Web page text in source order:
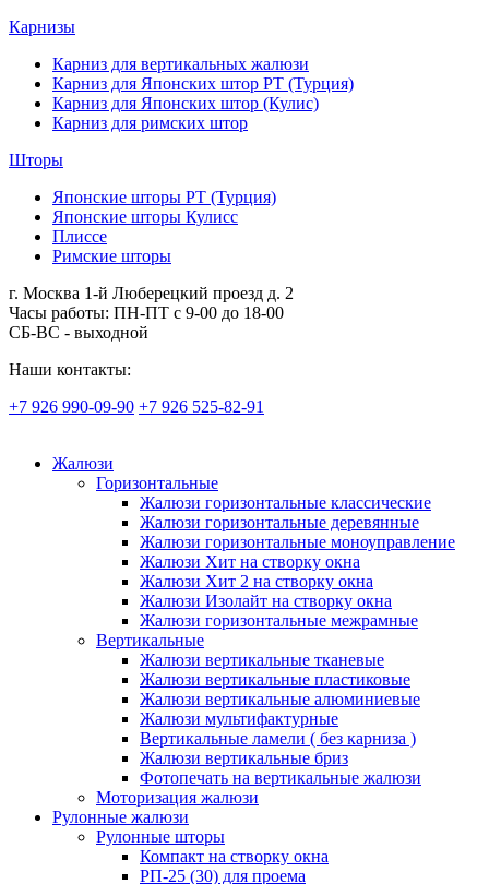
Карнизы
Карниз для вертикальных жалюзи
Карниз для Японских штор РТ (Турция)
Карниз для Японских штор (Кулис)
Карниз для римских штор
Шторы
Японские шторы РТ (Турция)
Японские шторы Кулисс
Плиссе
Римские шторы
г. Москва 1-й Люберецкий проезд д. 2
Часы работы: ПН-ПТ с 9-00 до 18-00
СБ-ВС - выходной
Наши контакты:
+7 926 990-09-90 +7 926 525-82-91
Жалюзи
Горизонтальные
Жалюзи горизонтальные классические
Жалюзи горизонтальные деревянные
Жалюзи горизонтальные моноуправление
Жалюзи Хит на створку окна
Жалюзи Хит 2 на створку окна
Жалюзи Изолайт на створку окна
Жалюзи горизонтальные межрамные
Вертикальные
Жалюзи вертикальные тканевые
Жалюзи вертикальные пластиковые
Жалюзи вертикальные алюминиевые
Жалюзи мультифактурные
Вертикальные ламели ( без карниза )
Жалюзи вертикальные бриз
Фотопечать на вертикальные жалюзи
Моторизация жалюзи
Рулонные жалюзи
Рулонные шторы
Компакт на створку окна
РП-25 (30) для проема